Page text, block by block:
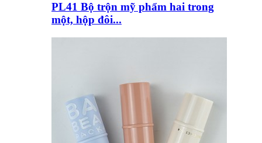
PL41 Bộ trộn mỹ phẩm hai trong
một, hộp đôi...